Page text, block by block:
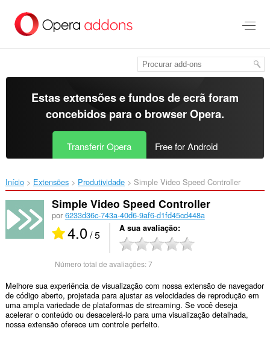
para
Estas extensões e fundos de ecrã foram
concebidos para o browser Opera.
Transferir Opera Free for Android
Início Extensões Produtividade Simple Video Speed Controller‎
Simple Video Speed Controller
por 6233d36c-743a-40d6-9af6-d1fd45cd448a
4.0/ 5 A sua avaliação
Número total de avaliações:7
Melhore sua experiência de visualização com nossa extensão de navegador
de código aberto, projetada para ajustar as velocidades de reprodução em
uma ampla variedade de plataformas de streaming. Se você deseja
acelerar o conteúdo ou desacelerá-lo para uma visualização detalhada,
nossa extensão oferece um controle perfeito.